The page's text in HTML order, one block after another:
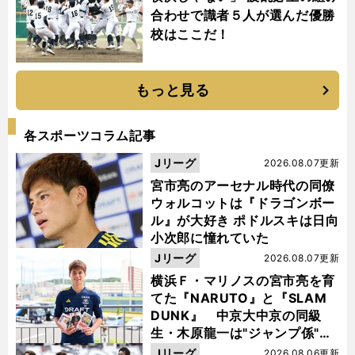
合わせで識者５人が選んだ優勝
校はここだ！
もっと見る
各スポーツコラム記事
宮市亮のアーセナル時代の同僚
ウォルコットは『ドラゴンボー
ル』が大好き ポドルスキは日向
小次郎に憧れていた
2026.08.07更新
Jリーグ
横浜Ｆ・マリノスの宮市亮を育
てた『NARUTO』と『SLAM
DUNK』 中京大中京の同級
生・木原龍一は"ジャンプ係"だ
った
2026.08.07更新
Jリーグ